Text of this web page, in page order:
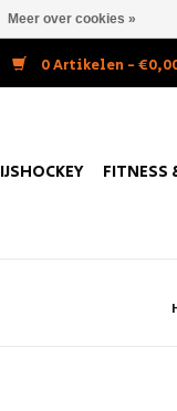
0 Artikelen -
IJSHOCKEY
FITNESS
Meer over cookies »